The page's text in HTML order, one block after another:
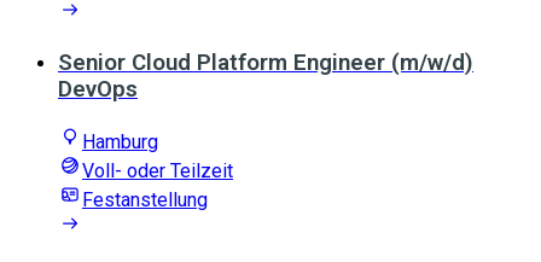
Senior Cloud Platform Engineer (m/w/d)
DevOps
Hamburg
Voll- oder Teilzeit
Festanstellung